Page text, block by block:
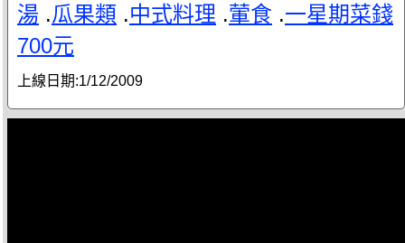
湯 .瓜果類 .中式料理 .葷食 .一星期菜錢
700元
上線日期:1/12/2009